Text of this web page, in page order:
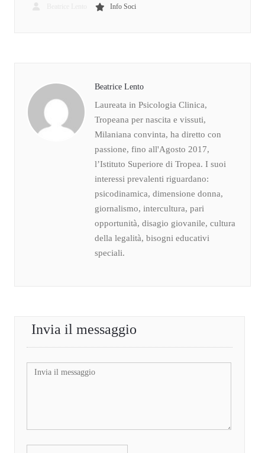
Info Soci
Beatrice Lento
Laureata in Psicologia Clinica,
Tropeana per nascita e vissuti,
Milaniana convinta, ha diretto con
passione, fino all'Agosto 2017,
l’Istituto Superiore di Tropea. I suoi
interessi prevalenti riguardano:
psicodinamica, dimensione donna,
giornalismo, intercultura, pari
opportunità, disagio giovanile, cultura
della legalità, bisogni educativi
speciali.
Invia il messaggio